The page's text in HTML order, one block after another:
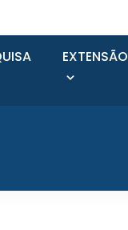
EXTENSÃO